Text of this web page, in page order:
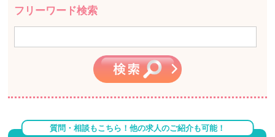
フリーワード検索
質問・相談もこちら！他の求人のご紹介も可能！